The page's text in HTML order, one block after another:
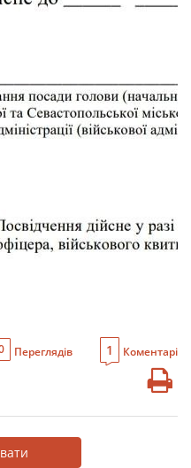
Переглядів 1 Коментарі